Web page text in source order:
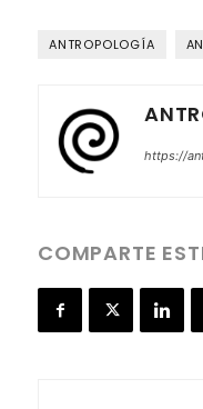
ANTROPOLOGÍA
https://
COMPARTE